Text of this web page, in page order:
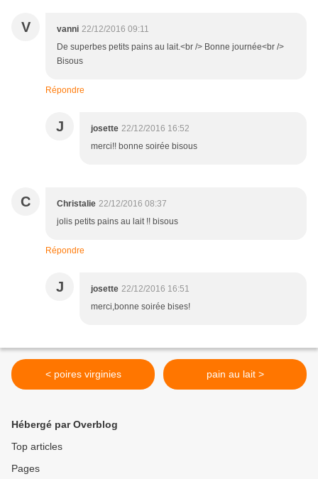
V vanni 22/12/2016 09:11
De superbes petits pains au lait.<br /> Bonne journée<br />
Bisous
Répondre
J josette 22/12/2016 16:52
merci!! bonne soirée bisous
C Christalie 22/12/2016 08:37
jolis petits pains au lait !! bisous
Répondre
J josette 22/12/2016 16:51
merci,bonne soirée bises!
< poires virginies pain au lait >
Hébergé par Overblog
Top articles
Pages